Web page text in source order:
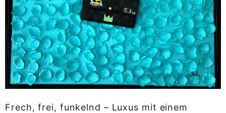
Frech, frei, funkelnd – Luxus mit einem